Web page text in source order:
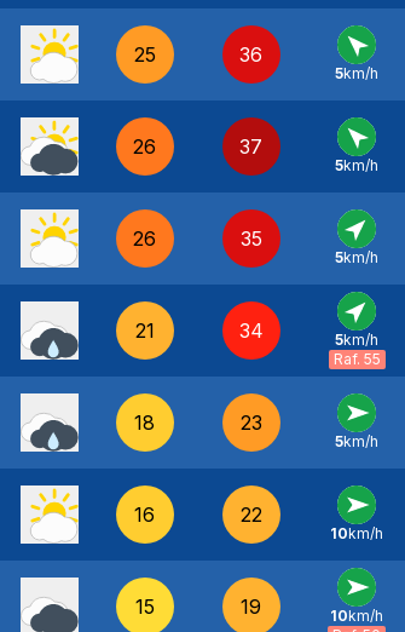
25 36
SE -
5km/h
26 37
SE -
5km/h
26 35
SO
5km/h
21 34
SO -
5km/h
Raf. 55
18 23
O -
5km/h
16 22
O -
10km/h
15 19
O -
10km/h